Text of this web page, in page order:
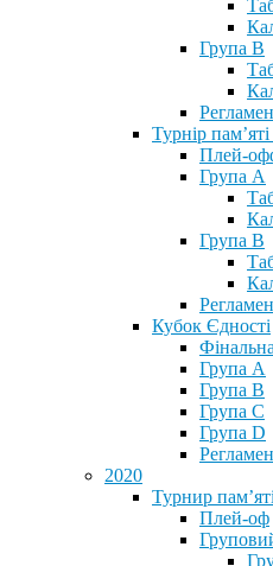
Група В
Турнір
Плей-
Група А
Група В
Кубок Єдності
Група А
Група В
Група С
Група D
2020
Турнир
Плей-оф